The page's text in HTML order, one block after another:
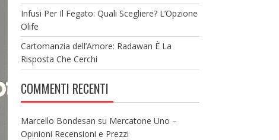
Infusi Per Il Fegato: Quali Scegliere? L’Opzione
Olife
Cartomanzia dell’Amore: Radawan È La
Risposta Che Cerchi
COMMENTI RECENTI
Marcello Bondesan su Mercatone Uno –
Opinioni Recensioni e Prezzi